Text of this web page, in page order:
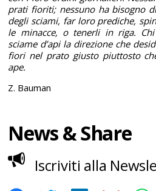
prati fioriti; nessuno ha bisogno
degli sciami, far loro prediche,
le minacce, o tenerli in riga.
sciame d’api la direzione che
fiori nel prato giusto piuttosto
ape.
Z. Bauman
News & Share
Iscriviti alla